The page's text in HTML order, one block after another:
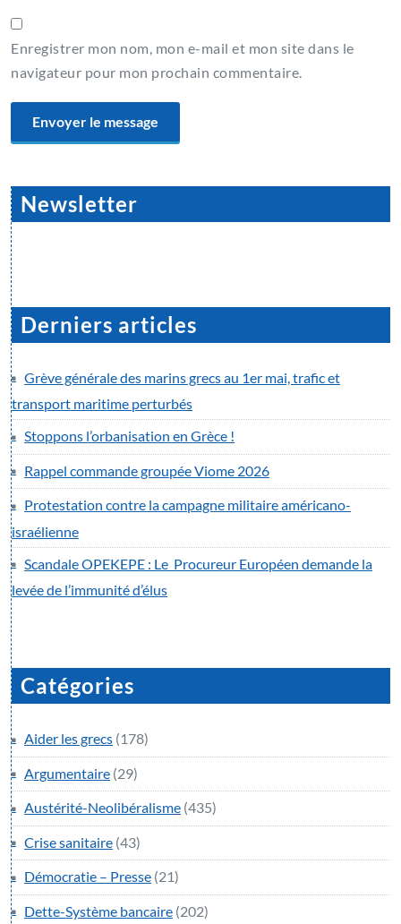
Enregistrer mon nom, mon e-mail et mon site dans le
navigateur pour mon prochain commentaire.
Newsletter
Derniers articles
Grève générale des marins grecs au 1er mai, trafic et
transport maritime perturbés
Stoppons l’orbanisation en Grèce !
Rappel commande groupée Viome 2026
Protestation contre la campagne militaire américano-
israélienne
Scandale OPEKEPE : Le Procureur Européen demande la
levée de l’immunité d’élus
Catégories
Aider les grecs (178)
Argumentaire (29)
Austérité-Neolibéralisme (435)
Crise sanitaire (43)
Démocratie – Presse (21)
Dette-Système bancaire (202)